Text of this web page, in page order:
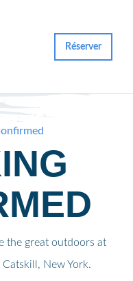
Réserver
the great outdoors at
New York.